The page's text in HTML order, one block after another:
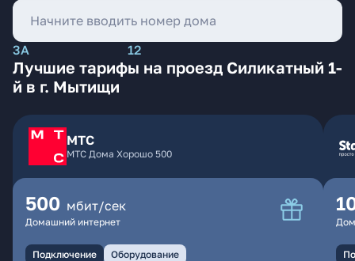
3А 12
Лучшие тарифы на проезд Силикатный 1-
й в г. Мытищи
МТС
МТС Дома Хорошо 500
500 мбит/сек
Домашний интернет
Подключение Оборудование